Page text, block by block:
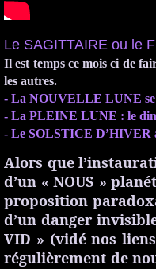
Le SAGITTAIRE ou le
Il est temps ce mois ci de
les autres.
- La NOUVELLE LUNE se
- La PLEINE LUNE : le
- Le SOLSTICE D’HIVER
Alors que
d’un « NOUS »
proposition
d’un danger
VID » (vidé nos
régulièrement de